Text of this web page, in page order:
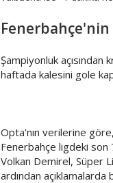
Fenerbahçe'nin
Şampiyonluk
haftada kalesini gole
Opta'nın verilerine göre,
Fenerbahçe ligdeki son
Volkan Demirel, Süper
ardından açıklamalarda